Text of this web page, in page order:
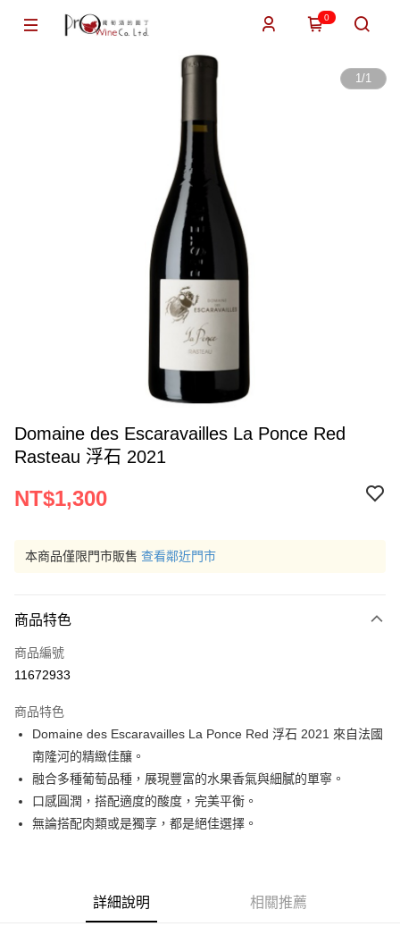
0
1/1
Domaine des Escaravailles La Ponce Red
Rasteau 浮石 2021
NT$1,300
本商品僅限門市販售 查看鄰近門市
商品特色
商品編號
11672933
商品特色
Domaine des Escaravailles La Ponce Red 浮石 2021 來自法國
南隆河的精緻佳釀。
融合多種葡萄品種，展現豐富的水果香氣與細膩的單寧。
口感圓潤，搭配適度的酸度，完美平衡。
無論搭配肉類或是獨享，都是絕佳選擇。
詳細說明 相關推薦